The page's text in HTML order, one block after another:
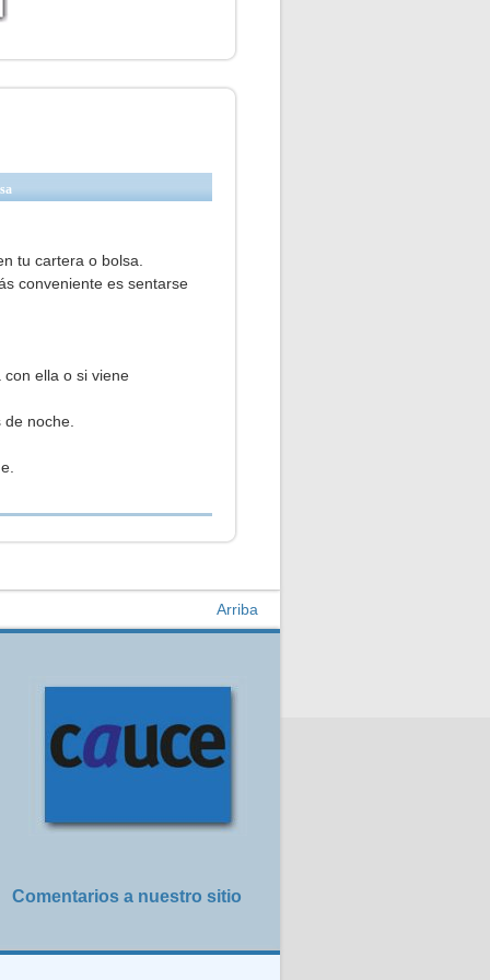
tu cartera o bolsa.
conveniente es sentarse
ella o si viene
de noche.
Arriba
Comentarios a nuestro sitio